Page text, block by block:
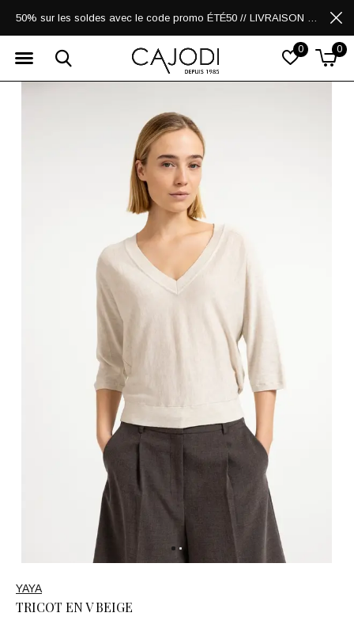
0 0
50% sur les soldes avec le code promo ÉTÉ50 // LIVRAISON GRATUITE POUR LES ACHATS DE 250$ ET PLUS
YAYA
TRICOT EN V BEIGE